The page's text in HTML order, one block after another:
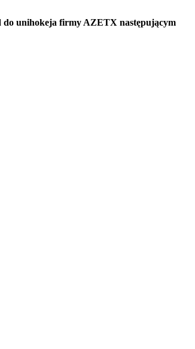
do unihokeja firmy AZETX następującym